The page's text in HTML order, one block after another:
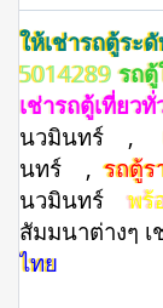
ให้เช่ารถตู้ร
5014289 รถ
เช่ารถตู้เที่ยวทั่
นวมินทร์ ,
นทร์ ,รถตู้
นวมินทร์
พร้
สัมมนาต่างๆ เ
ไทย